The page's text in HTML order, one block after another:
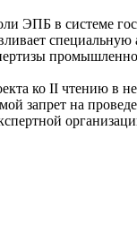
ЭПБ в системе
ко II чтению в
запрет на